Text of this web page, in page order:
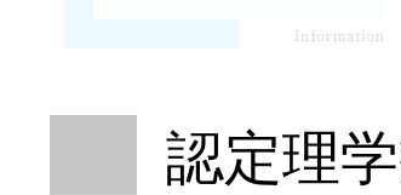
認定理